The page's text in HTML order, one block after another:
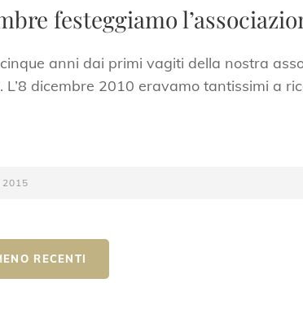
festeggiamo
anni dai primi vagiti della nostra
L’8 dicembre 2010 eravamo tantissimi a
2015
RECENTI